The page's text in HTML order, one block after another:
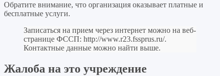
Обратите внимание, что организация оказывает платные и
бесплатные услуги.
Записаться на прием через интернет можно на веб-
странице ФССП: http://www.r23.fssprus.ru/.
Контактные данные можно найти выше.
Жалоба на это учреждение